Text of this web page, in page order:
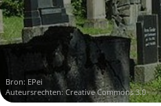
Bron: EPei
Auteursrechten: Creative Commons 3.0